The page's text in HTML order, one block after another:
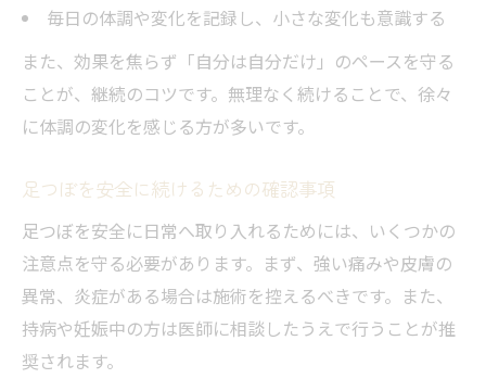
毎日の体調や変化を記録し、小さな変化も意識する
また、効果を焦らず「自分は自分だけ」のペースを守る
ことが、継続のコツです。無理なく続けることで、徐々
に体調の変化を感じる方が多いです。
足つぼを安全に続けるための確認事項
足つぼを安全に日常へ取り入れるためには、いくつかの
注意点を守る必要があります。まず、強い痛みや皮膚の
異常、炎症がある場合は施術を控えるべきです。また、
持病や妊娠中の方は医師に相談したうえで行うことが推
奨されます。